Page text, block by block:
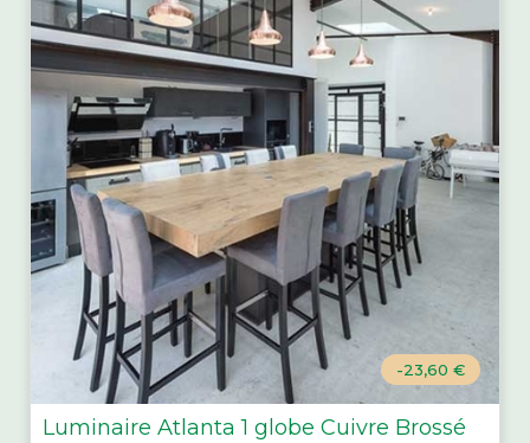
-23,60 €
Luminaire Atlanta 1 globe Cuivre Brossé